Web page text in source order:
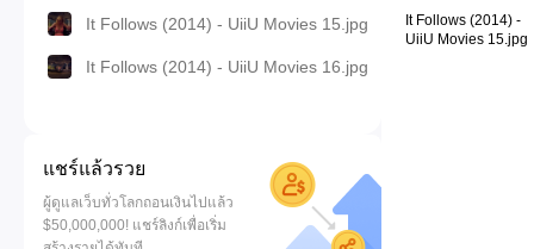
It Follows (2014) - UiiU Movies 15.jpg
It Follows (2014) - UiiU Movies 16.jpg
แชร์แล้วรวย
ผู้ดูแลเว็บทั่วโลกถอนเงินไปแล้ว
$50,000,000! แชร์ลิงก์เพื่อเริ่ม
It Follows (2014) -
UiiU Movies 15.jpg